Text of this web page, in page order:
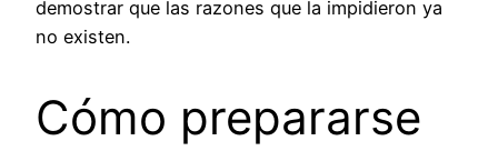
demostrar que las razones que la impidieron ya
no existen.
Cómo prepararse